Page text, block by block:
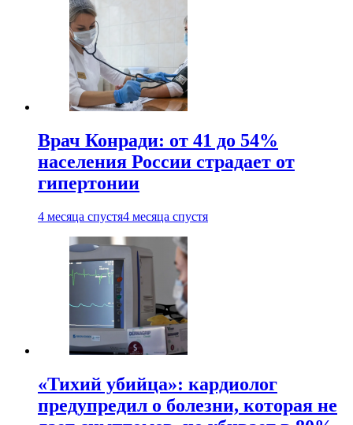
Врач Конради: от 41 до 54%
населения России страдает от
гипертонии
4 месяца спустя4 месяца спустя
«Тихий убийца»: кардиолог
предупредил о болезни, которая не